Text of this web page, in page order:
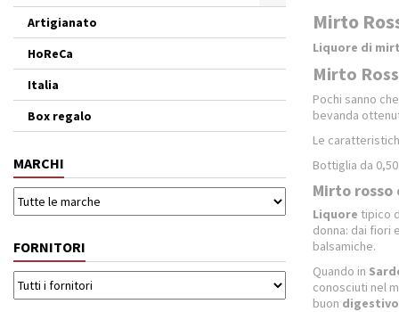
Artigianato
HoReCa
Italia
Box regalo
MARCHI
FORNITORI
Mirto
Liquore di
Mirto
Pochi sanno
bevanda
Le
Bottiglia da
Mirto rosso
Liquore tipico
donna: dai fiori
balsamiche.
Quando in
conosciuti nel
buon digestivo